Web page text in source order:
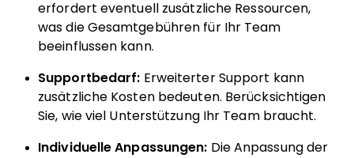
erfordert eventuell zusätzliche Ressourcen,
was die Gesamtgebühren für Ihr Team
beeinflussen kann.
Supportbedarf: Erweiterter Support kann
zusätzliche Kosten bedeuten. Berücksichtigen
Sie, wie viel Unterstützung Ihr Team braucht.
Individuelle Anpassungen: Die Anpassung der